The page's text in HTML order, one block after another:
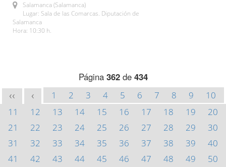
Salamanca (Salamanca)
Lugar: Sala de las Comarcas. Diputación de
Salamanca
Hora: 10:30 h.
Página 362de 434
<< < 1 2 3 4 5 6 7 8 9
10
11
12 13 14 15 16 17 18 19
20
21
22 23 24 25 26 27 28 29
30
31
32 33 34 35 36 37 38 39
40
41
42 43 44 45 46 47 48 49
50